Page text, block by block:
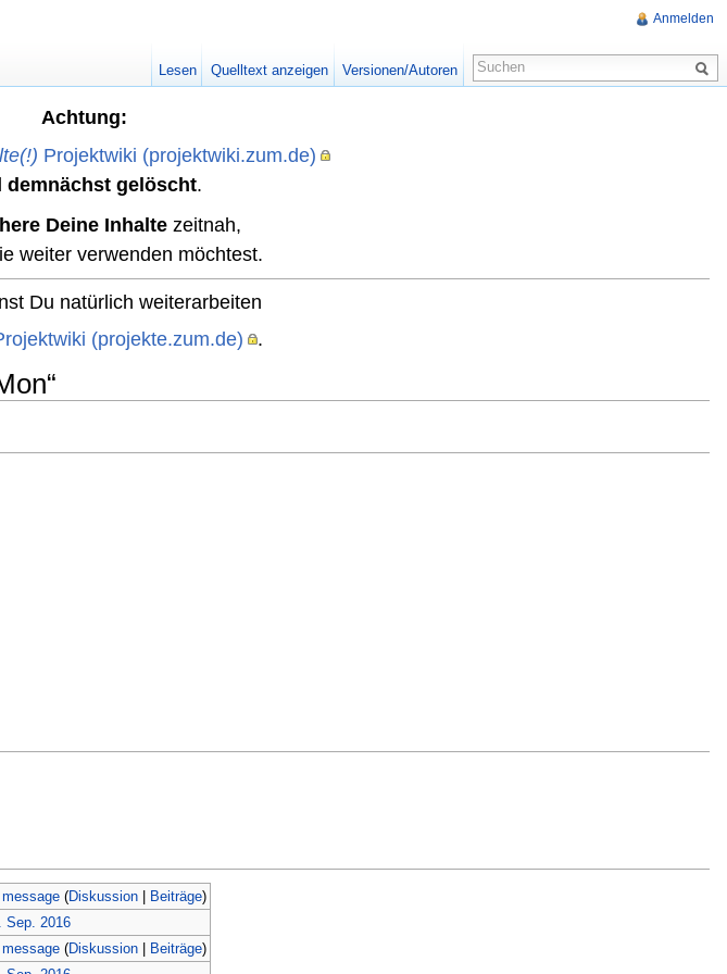
Achtung:
Projektwiki (projektwiki.zum.de)
demnächst gelöscht.
Deine Inhalte zeitnah,
weiter verwenden möchtest.
Du natürlich weiterarbeiten
(projekte.zum.de) .
(Diskussion| Beiträge)
Sep. 2016
(Diskussion| Beiträge)
Anmelden
Lesen Quelltext anzeigen Versionen/Autoren